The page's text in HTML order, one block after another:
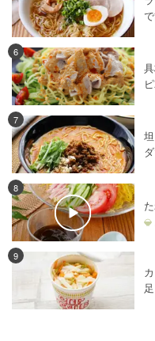
6
7
8
9